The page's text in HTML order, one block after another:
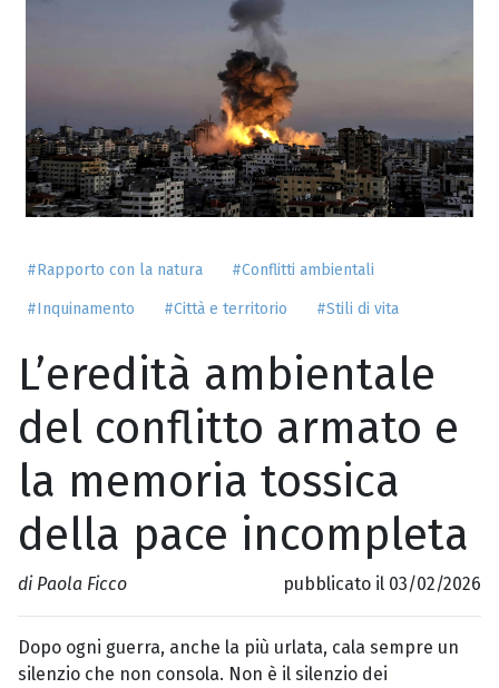
#Rapporto con la natura #Conflitti ambientali
#Inquinamento #Città e territorio #Stili di vita
L’eredità ambientale
del conflitto armato e
la memoria tossica
della pace incompleta
di Paola Ficco pubblicato il 03/02/2026
Dopo ogni guerra, anche la più urlata, cala sempre un
silenzio che non consola. Non è il silenzio dei